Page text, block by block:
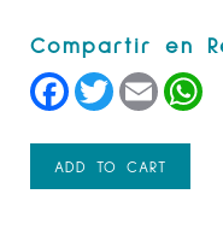
Facebook
TwitterEmail
ADD TO CART